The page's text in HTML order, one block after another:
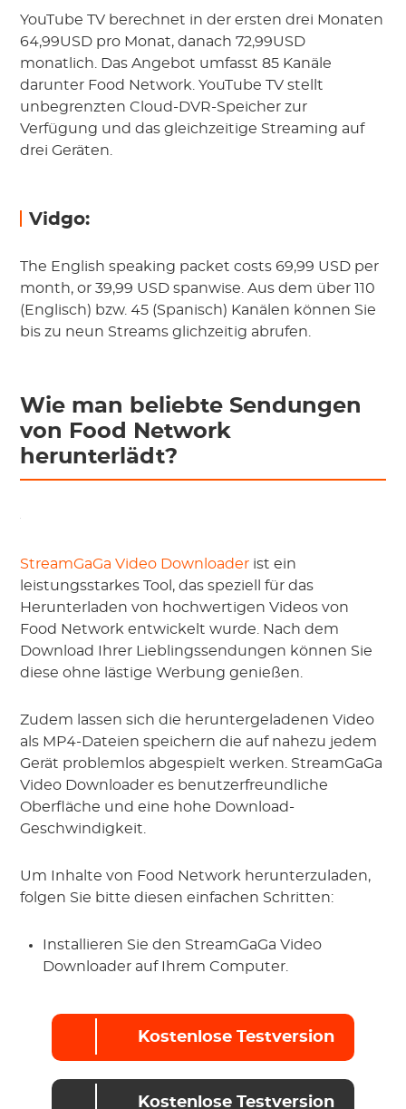
YouTube TV berechnet in der ersten drei Monaten
64,99USD pro Monat, danach 72,99USD
monatlich. Das Angebot umfasst 85 Kanäle
darunter Food Network. YouTube TV stellt
unbegrenzten Cloud-DVR-Speicher zur
Verfügung und das gleichzeitige Streaming auf
drei Geräten.
Vidgo:
The English speaking packet costs 69,99 USD per
month, or 39,99 USD spanwise. Aus dem über 110
(Englisch) bzw. 45 (Spanisch) Kanälen können Sie
bis zu neun Streams glichzeitig abrufen.
Wie man beliebte Sendungen
von Food Network
herunterlädt?
StreamGaGa Video Downloader ist ein
leistungsstarkes Tool, das speziell für das
Herunterladen von hochwertigen Videos von
Food Network entwickelt wurde. Nach dem
Download Ihrer Lieblingssendungen können Sie
diese ohne lästige Werbung genießen.
Zudem lassen sich die heruntergeladenen Video
als MP4-Dateien speichern die auf nahezu jedem
Gerät problemlos abgespielt werken. StreamGaGa
Video Downloader es benutzerfreundliche
Oberfläche und eine hohe Download-
Geschwindigkeit.
Um Inhalte von Food Network herunterzuladen,
folgen Sie bitte diesen einfachen Schritten:
Installieren Sie den StreamGaGa Video
Downloader auf Ihrem Computer.
Kostenlose Testversion
Kostenlose Testversion